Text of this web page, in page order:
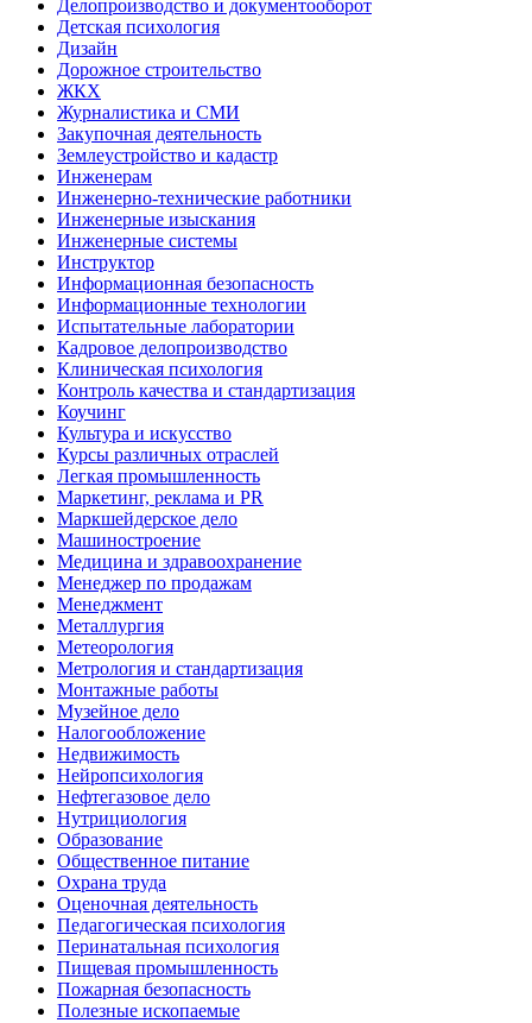
Делопроизводство и документооборот
Детская психология
Дизайн
Дорожное строительство
ЖКХ
Журналистика и СМИ
Закупочная деятельность
Землеустройство и кадастр
Инженерам
Инженерно-технические работники
Инженерные изыскания
Инженерные системы
Инструктор
Информационная безопасность
Информационные технологии
Испытательные лаборатории
Кадровое делопроизводство
Клиническая психология
Контроль качества и стандартизация
Коучинг
Культура и искусство
Курсы различных отраслей
Легкая промышленность
Маркетинг, реклама и PR
Маркшейдерское дело
Машиностроение
Медицина и здравоохранение
Менеджер по продажам
Менеджмент
Металлургия
Метеорология
Метрология и стандартизация
Монтажные работы
Музейное дело
Налогообложение
Недвижимость
Нейропсихология
Нефтегазовое дело
Нутрициология
Образование
Общественное питание
Охрана труда
Оценочная деятельность
Педагогическая психология
Перинатальная психология
Пищевая промышленность
Пожарная безопасность
Полезные ископаемые